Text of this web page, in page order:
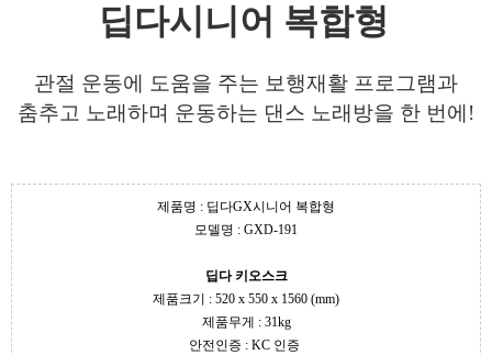
딥다시니어 복합형
관절 운동에 도움을 주는 보행재활 프로그램과
춤추고 노래하며 운동하는 댄스 노래방을 한 번에!
제품명 : 딥다GX시니어 복합형
모델명 : GXD-191
딥다 키오스크
제품크기 : 520 x 550 x 1560 (mm)
제품무게 : 31kg
안전인증 : KC 인증